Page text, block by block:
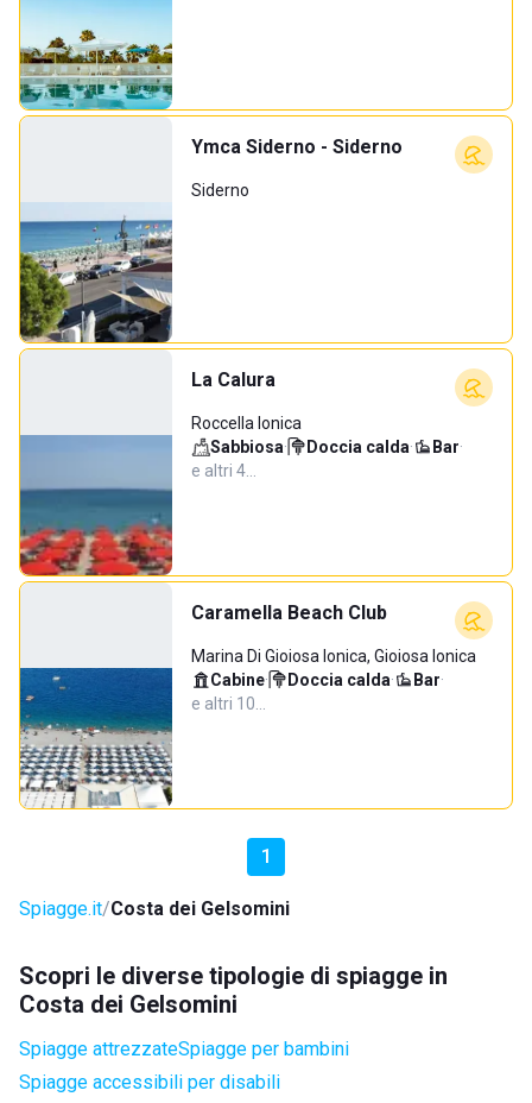
Ymca Siderno - Siderno
Siderno
La Calura
Roccella Ionica
Sabbiosa· Doccia calda· Bar·
e altri 4…
Caramella Beach Club
Marina Di Gioiosa Ionica, Gioiosa Ionica
Cabine· Doccia calda· Bar·
e altri 10…
1
Spiagge.it Costa dei Gelsomini
Scopri le diverse tipologie di spiagge in
Costa dei Gelsomini
Spiagge attrezzateSpiagge per bambini
Spiagge accessibili per disabili